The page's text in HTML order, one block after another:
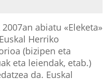
abiatu «Eleketa»
Herriko
(bizipen eta
eta leiendak, etab.)
da. Euskal